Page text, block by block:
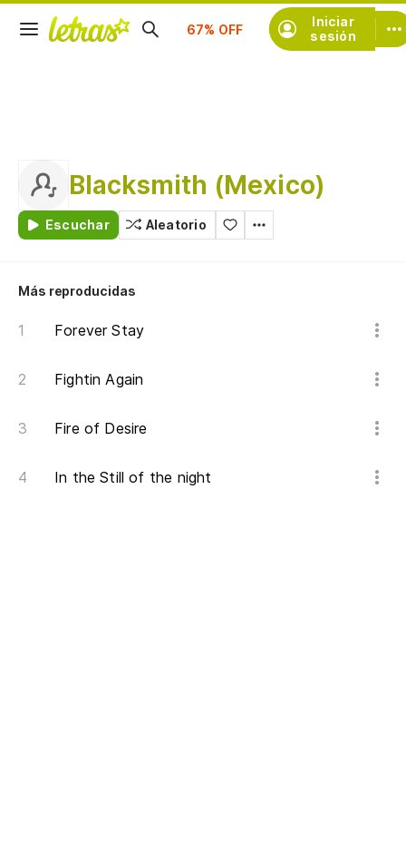
Iniciar
sesión
Suscríbete
Blacksmith (Mexico)
Escuchar Aleatorio
Más reproducidas
Forever Stay
Fightin Again
Fire of Desire
In the Still of the night